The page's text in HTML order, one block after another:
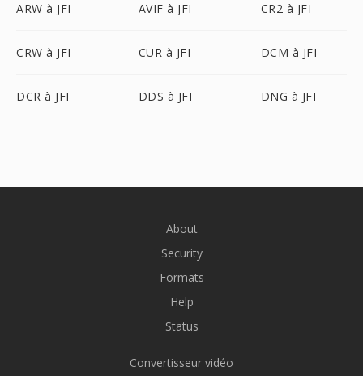
ARW à JFI AVIF à JFI CR2 à JFI
CRW à JFI CUR à JFI DCM à JFI
DCR à JFI DDS à JFI DNG à JFI
About
Security
Formats
Help
Status
Convertisseur vidéo